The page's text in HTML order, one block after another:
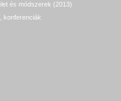
és módszerek (2013)
konferenciák